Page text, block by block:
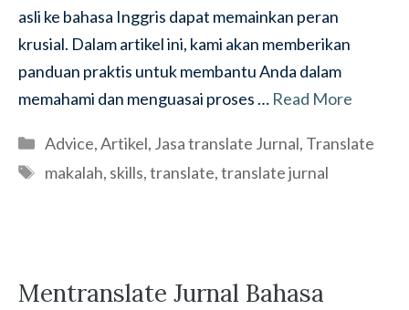
asli ke bahasa Inggris dapat memainkan peran
krusial. Dalam artikel ini, kami akan memberikan
panduan praktis untuk membantu Anda dalam
memahami dan menguasai proses … Read More
Categories
Advice,Artikel, Jasa translate Jurnal, Translate
Tags
makalah, skills,translate,translate jurnal
Mentranslate Jurnal Bahasa